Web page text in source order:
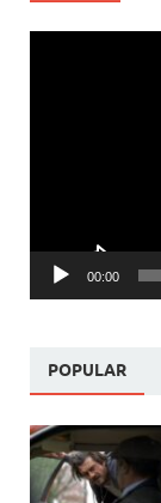
00:00
POPULAR